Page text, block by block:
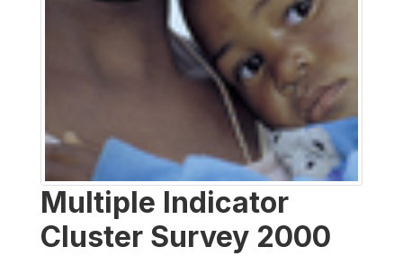
Multiple Indicator
Cluster Survey 2000